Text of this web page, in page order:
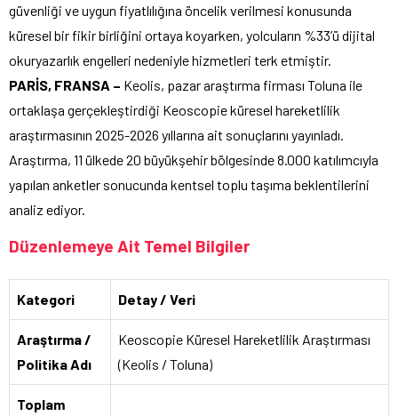
güvenliği ve uygun fiyatlılığına öncelik verilmesi konusunda
küresel bir fikir birliğini ortaya koyarken, yolcuların %33’ü dijital
okuryazarlık engelleri nedeniyle hizmetleri terk etmiştir.
PARİS, FRANSA – Keolis, pazar araştırma firması Toluna ile
ortaklaşa gerçekleştirdiği Keoscopie küresel hareketlilik
araştırmasının 2025-2026 yıllarına ait sonuçlarını yayınladı.
Araştırma, 11 ülkede 20 büyükşehir bölgesinde 8.000 katılımcıyla
yapılan anketler sonucunda kentsel toplu taşıma beklentilerini
analiz ediyor.
Düzenlemeye Ait Temel Bilgiler
Kategori Detay / Veri
Araştırma /
Politika Adı
Keoscopie Küresel Hareketlilik Araştırması
(Keolis / Toluna)
Toplam